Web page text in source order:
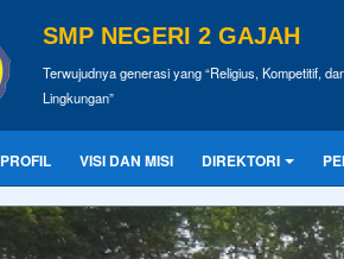
SMP NEGERI 2 GAJAH
Terwujudnya generasi yang “Religius, Kompetitif,
Lingkungan”
PROFIL VISI DAN MISI DIREKTORI